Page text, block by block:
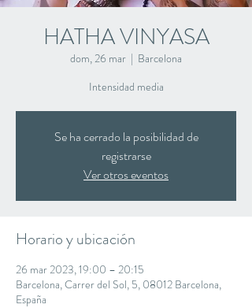
HATHA VINYASA
dom, 26 mar
  |
Barcelona
Intensidad media
Se ha cerrado la posibilidad de
registrarse
Ver otros eventos
Horario y ubicación
26 mar 2023, 19:00 – 20:15
Barcelona, Carrer del Sol, 5, 08012 Barcelona,
España